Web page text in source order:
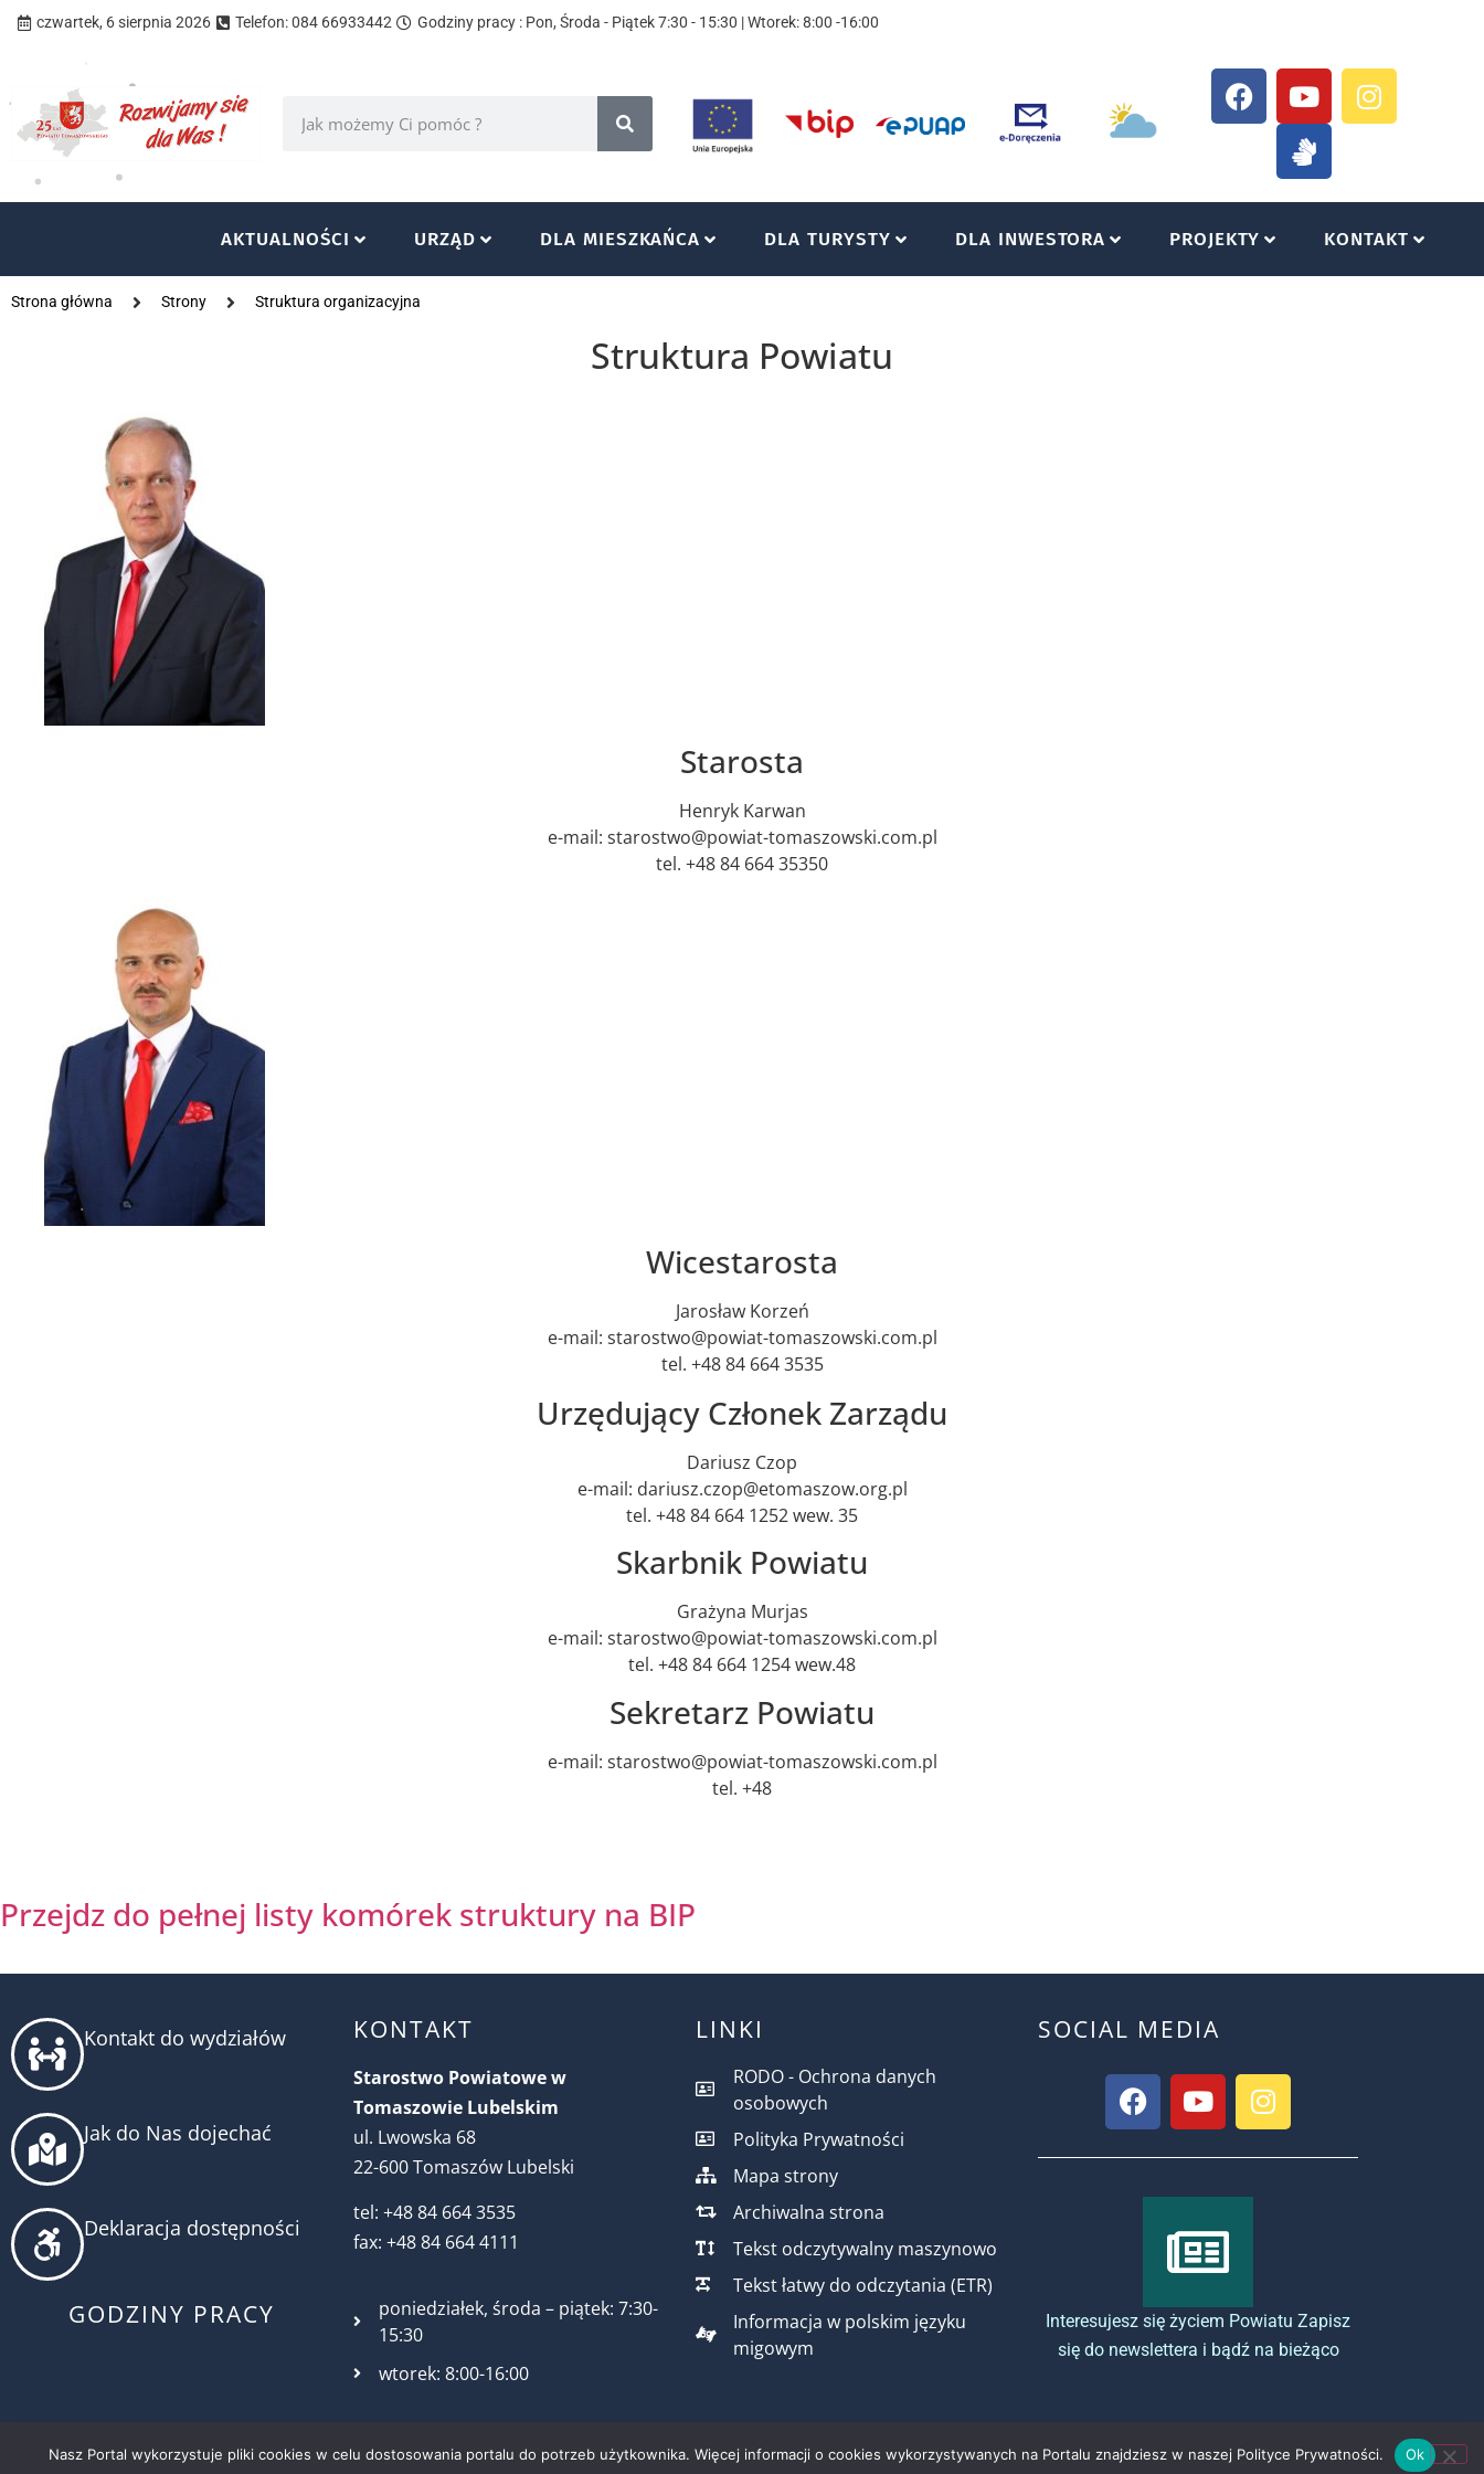
czwartek, 6 sierpnia 2026 Telefon: 084 66933442 Godziny pracy : Pon, Środa - Piątek 7:30 - 15:30 | Wtorek: 8:00 -16:00
AKTUALNOŚCI URZĄD DLA MIESZKAŃCA DLA TURYSTY DLA INWESTORA PROJEKTY KONTAKT
Strona główna Strony Struktura organizacyjna
Struktura Powiatu
Starosta
Henryk Karwan
e-mail: starostwo@powiat-tomaszowski.com.pl
tel. +48 84 664 35350
Wicestarosta
Jarosław Korzeń
e-mail: starostwo@powiat-tomaszowski.com.pl
tel. +48 84 664 3535
Urzędujący Członek Zarządu
Dariusz Czop
e-mail: dariusz.czop@etomaszow.org.pl
tel. +48 84 664 1252 wew. 35
Skarbnik Powiatu
Grażyna Murjas
e-mail: starostwo@powiat-tomaszowski.com.pl
tel. +48 84 664 1254 wew.48
Sekretarz Powiatu
e-mail: starostwo@powiat-tomaszowski.com.pl
tel. +48
Przejdz do pełnej listy komórek struktury na BIP
Kontakt do wydziałów
Jak do Nas dojechać
Deklaracja dostępności
GODZINY PRACY
KONTAKT
Starostwo Powiatowe w
Tomaszowie Lubelskim
ul. Lwowska 68
22-600 Tomaszów Lubelski
tel: +48 84 664 3535
fax: +48 84 664 4111
poniedziałek, środa – piątek: 7:30-
15:30
wtorek: 8:00-16:00
LINKI
RODO - Ochrona danych
osobowych
Polityka Prywatności
Mapa strony
Archiwalna strona
Tekst odczytywalny maszynowo
Tekst łatwy do odczytania (ETR)
Informacja w polskim języku
migowym
SOCIAL MEDIA
Interesujesz się życiem Powiatu Zapisz
się do newslettera i bądź na bieżąco
Copyright by powiat-tomaszowski.com.pl
Nasz Portal wykorzystuje pliki cookies w celu dostosowania portalu do potrzeb użytkownika. Więcej informacji o cookies wykorzystywanych na Portalu znajdziesz w naszej Polityce Prywatności. Ok